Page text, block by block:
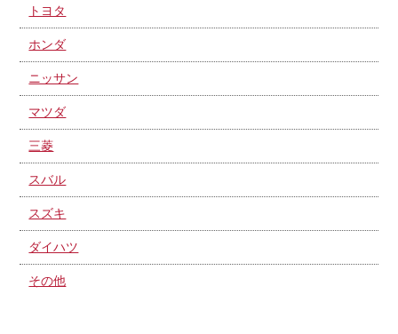
トヨタ
ホンダ
ニッサン
マツダ
三菱
スバル
スズキ
ダイハツ
その他